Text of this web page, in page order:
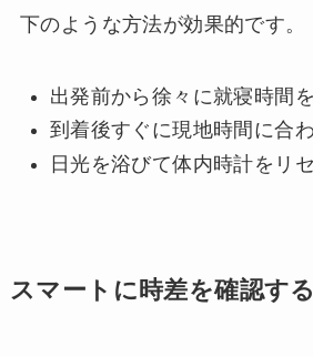
下のような方法が効果的です。
出発前から徐々に就寝時間
到着後すぐに現地時間に合
日光を浴びて体内時計をリ
スマートに時差を確認す